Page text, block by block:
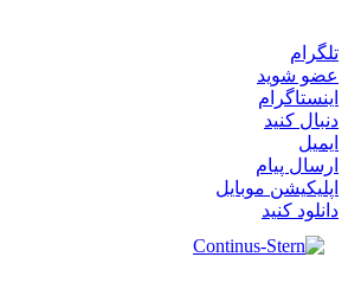
تلگرام
عضو شوید
اینستاگرام
دنبال کنید
ایمیل
ارسال پیام
اپلیکیشن موبایل
دانلود کنید